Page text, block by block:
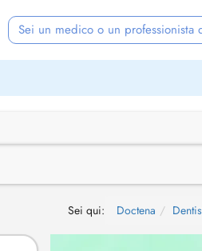
Sei un medico o un professionista
Sei qui: Doctena